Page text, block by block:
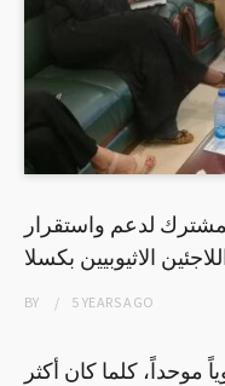
لدعم واستقرار
الاثيوبيين بكسلا
BY 5 YEARSAGO
كلما كان أكثر